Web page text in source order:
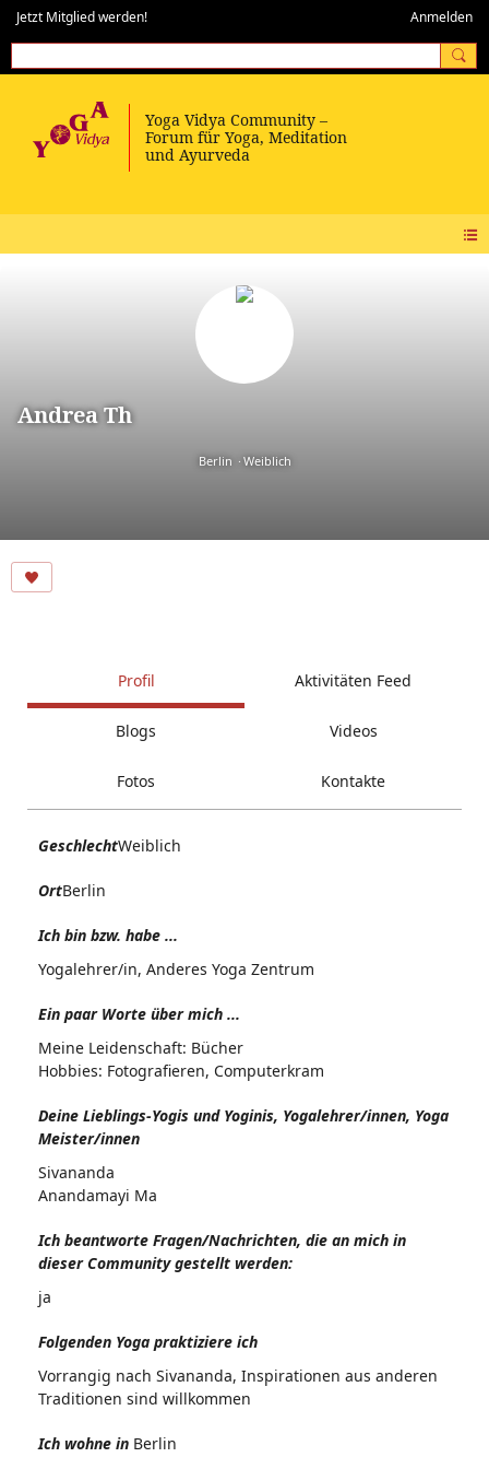
Jetzt Mitglied werden! Anmelden
Andrea Th
Berlin Weiblich
Profil Aktivitäten Feed
Blogs Videos
Fotos Kontakte
GeschlechtWeiblich
OrtBerlin
Ich bin bzw. habe ...
Yogalehrer/in, Anderes Yoga Zentrum
Ein paar Worte über mich ...
Meine Leidenschaft: Bücher
Hobbies: Fotografieren, Computerkram
Deine Lieblings-Yogis und Yoginis, Yogalehrer/innen, Yoga
Meister/innen
Sivananda
Anandamayi Ma
Ich beantworte Fragen/Nachrichten, die an mich in
dieser Community gestellt werden:
ja
Folgenden Yoga praktiziere ich
Vorrangig nach Sivananda, Inspirationen aus anderen
Traditionen sind willkommen
Ich wohne in Berlin